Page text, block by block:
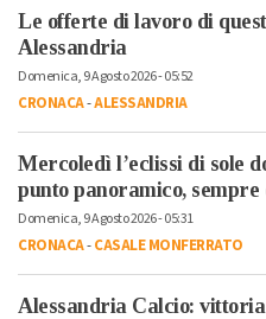
Le offerte di lavoro di
Alessandria
Domenica, 9 Agosto 2026 - 05:52
CRONACA-ALESSANDRIA
Mercoledì l’eclissi di sole
punto panoramico,
Domenica, 9 Agosto 2026 - 05:31
CRONACA-CASALE MONFERRATO
Alessandria Calcio: